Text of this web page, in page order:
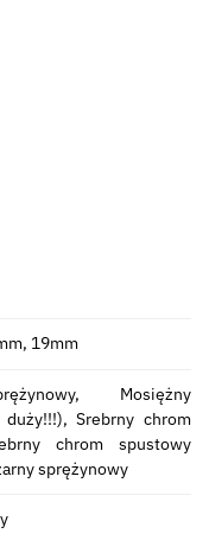
19mm
Mosiężny
Srebrny chrom
chrom spustowy
sprężynowy